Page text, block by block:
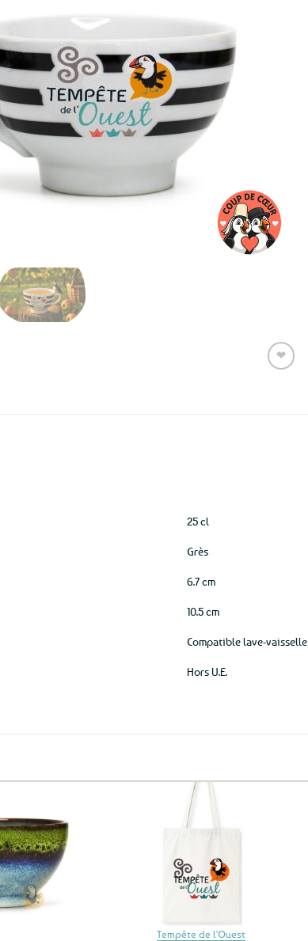
❤
25 cl
Grès
6.7 cm
10.5 cm
Compatible lave-vaisselle
Hors U.E.
Ajouter
aux
favoris
Tempête de l'Ouest